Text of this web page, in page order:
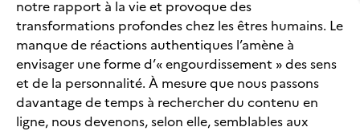
notre rapport à la vie et provoque des
transformations profondes chez les êtres humains. Le
manque de réactions authentiques l’amène à
envisager une forme d’« engourdissement » des sens
et de la personnalité. À mesure que nous passons
davantage de temps à rechercher du contenu en
ligne, nous devenons, selon elle, semblables aux